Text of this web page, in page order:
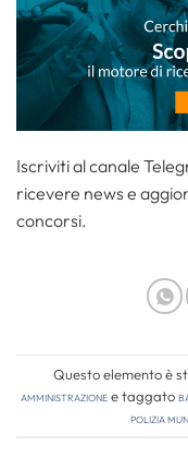
Iscriviti al canale
ricevere news e
concorsi.
Questo elemento è
amministrazionee taggato
polizia